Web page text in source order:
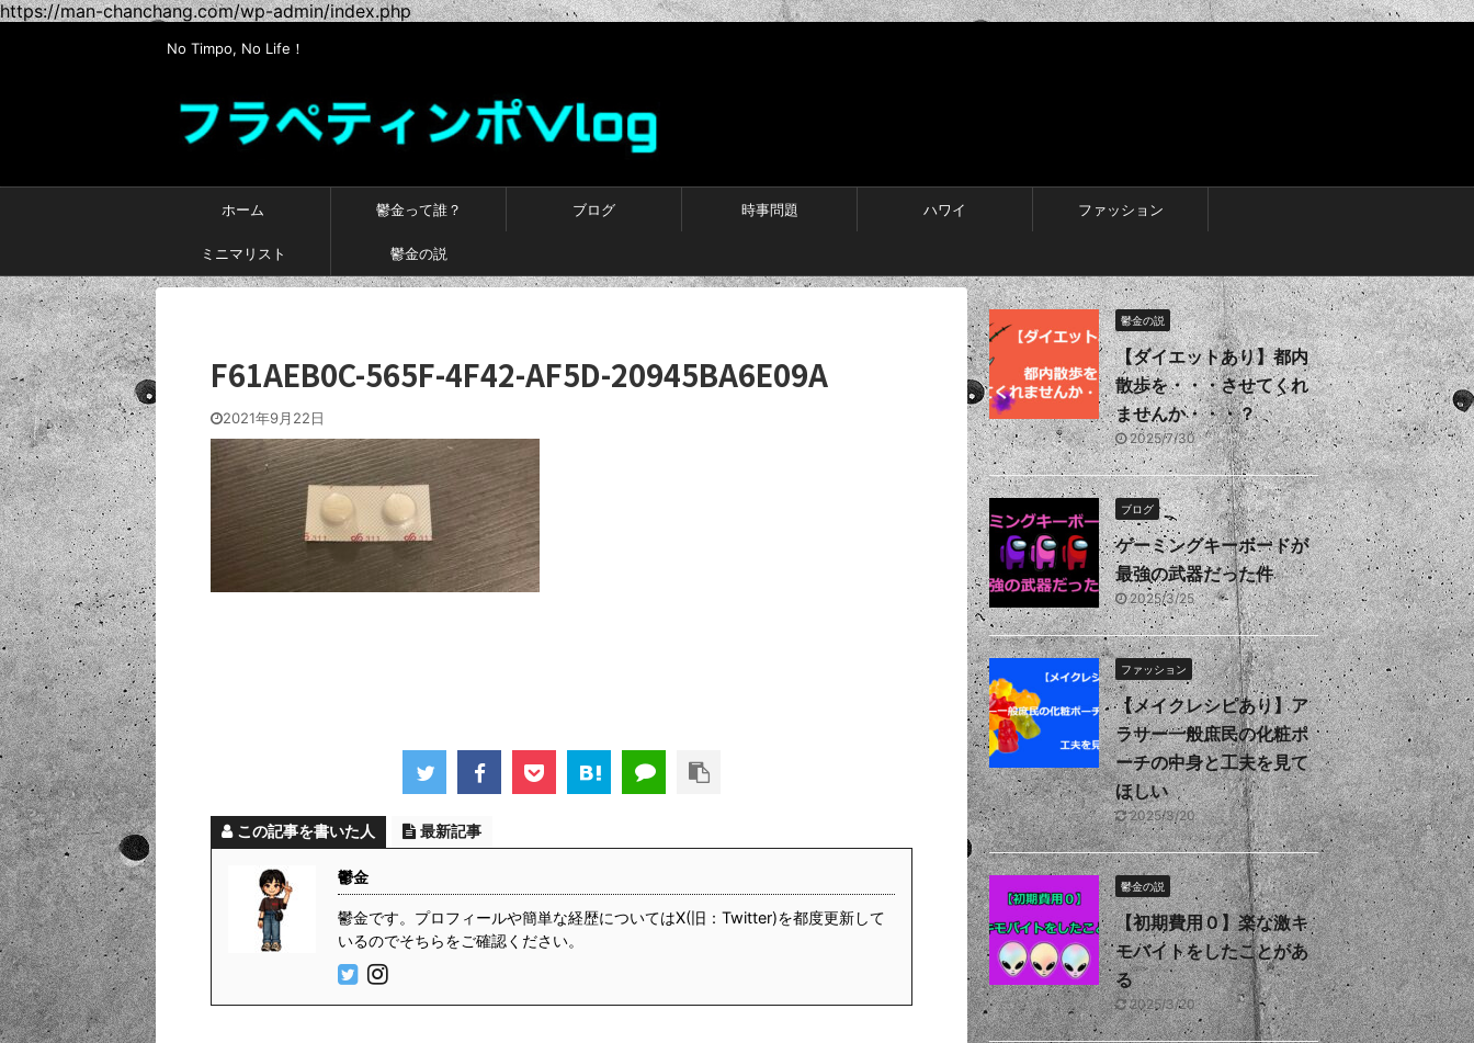
https://man-chanchang.com/wp-admin/index.php
No Timpo, No Life！
ホーム 鬱金って誰？ ブログ 時事問題 ハワイ ファッション
ミニマリスト 鬱金の説
F61AEB0C-565F-4F42-AF5D-20945BA6E09A
2021年9月22日
この記事を書いた人 最新記事
鬱金
鬱金です。プロフィールや簡単な経歴についてはX(旧：Twitter)を都度更新して
いるのでそちらをご確認ください。
鬱金の説
【ダイエットあり】都内
散歩を・・・させてくれ
ませんか・・・？
2025/7/30
ブログ
ゲーミングキーボードが
最強の武器だった件
2025/3/25
ファッション
【メイクレシピあり】ア
ラサー一般庶民の化粧ポ
ーチの中身と工夫を見て
ほしい
2025/3/20
鬱金の説
【初期費用０】楽な激キ
モバイトをしたことがあ
る
2025/3/20